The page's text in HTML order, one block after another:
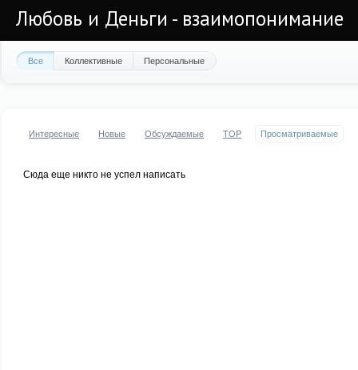
Любовь и Деньги - взаимопонимание
Все Коллективные Персональные
Интересные Новые Обсуждаемые TOP Просматриваемые
Сюда еще никто не успел написать